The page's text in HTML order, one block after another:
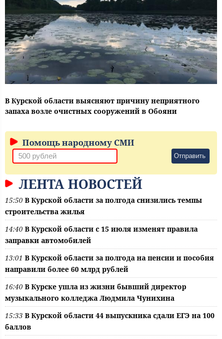
В Курской области выясняют причину неприятного
запаха возле очистных сооружений в Обояни
Помощь народному СМИ
Отправить
ЛЕНТА НОВОСТЕЙ
15:50 В Курской области за полгода снизились темпы
строительства жилья
14:40 В Курской области с 15 июля изменят правила
заправки автомобилей
13:01 В Курской области за полгода на пенсии и пособия
направили более 60 млрд рублей
16:40 В Курске ушла из жизни бывший директор
музыкального колледжа Людмила Чунихина
15:33 В Курской области 44 выпускника сдали ЕГЭ на 100
баллов